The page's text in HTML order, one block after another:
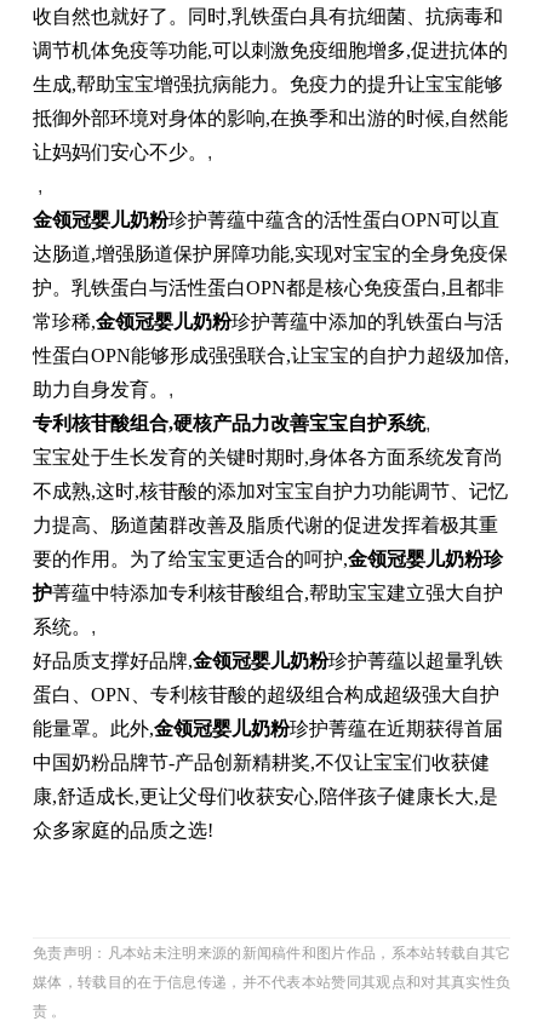
收自然也就好了。同时,乳铁蛋白具有抗细菌、抗病毒和
调节机体免疫等功能,可以刺激免疫细胞增多,促进抗体的
生成,帮助宝宝增强抗病能力。 免疫力的提升让宝宝能够
抵御外部环境对身体的影响,在换季和出游的时候,自然能
让妈妈们安心不少。 ,
,
金领冠婴儿奶粉珍护菁蕴中蕴含的活性蛋白OPN可以直
达肠道,增强肠道保护屏障功能,实现对宝宝的全身免疫保
护。乳铁蛋白与活性蛋白OPN都是核心免疫蛋白,且都非
常珍稀,金领冠婴儿奶粉珍护菁蕴中添加的乳铁蛋白与活
性蛋白OPN能够形成强强联合,让宝宝的自护力超级加倍,
助力自身发育。 ,
专利核苷酸组合,硬核产品力改善宝宝自护系统,
宝宝处于生长发育的关键时期时,身体各方面系统发育尚
不成熟,这时,核苷酸的添加对宝宝自护力功能调节、记忆
力提高、肠道菌群改善及脂质代谢的促进发挥着极其重
要的作用。为了给宝宝更适合的呵护,金领冠婴儿奶粉珍
护菁蕴中特添加专利核苷酸组合,帮助宝宝建立强大自护
系统。 ,
好品质支撑好品牌,金领冠婴儿奶粉珍护菁蕴以超量乳铁
蛋白、OPN、 专利核苷酸的超级组合构成超级强大自护
能量罩。此外,金领冠婴儿奶粉珍护菁蕴在近期获得首届
中国奶粉品牌节-产品创新精耕奖,不仅让宝宝们收获健
康,舒适成长,更让父母们收获安心,陪伴孩子健康长大,是
众多家庭的品质之选!
免责声明：凡本站未注明来源的新闻稿件和图片作品，系本站转载自其它
媒体，转载目的在于信息传递，并不代表本站赞同其观点和对其真实性负
责 。